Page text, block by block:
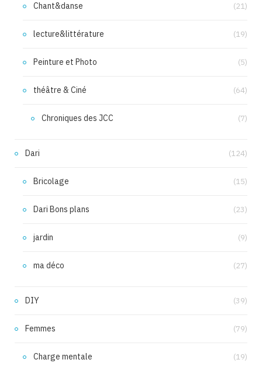
Chant&danse (21)
lecture&littérature (19)
Peinture et Photo (5)
théâtre & Ciné (64)
Chroniques des JCC (7)
Dari (124)
Bricolage (15)
Dari Bons plans (23)
jardin (9)
ma déco (27)
DIY (39)
Femmes (79)
Charge mentale (19)